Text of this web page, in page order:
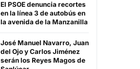
El PSOE denuncia recortes
en la línea 3 de autobús en
la avenida de la Manzanilla
José Manuel Navarro, Juan
del Ojo y Carlos Jiménez
serán los Reyes Magos de